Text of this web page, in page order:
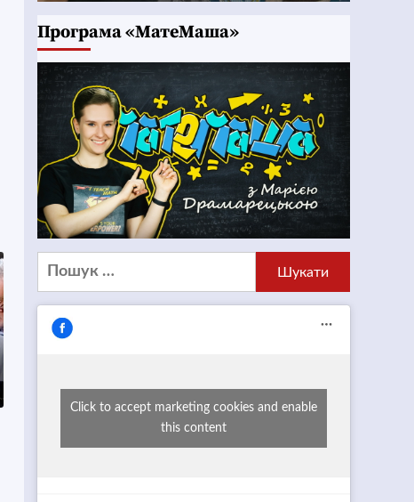
Програма «МатеМаша»
Пошук:
Click to accept marketing cookies and enable
this content